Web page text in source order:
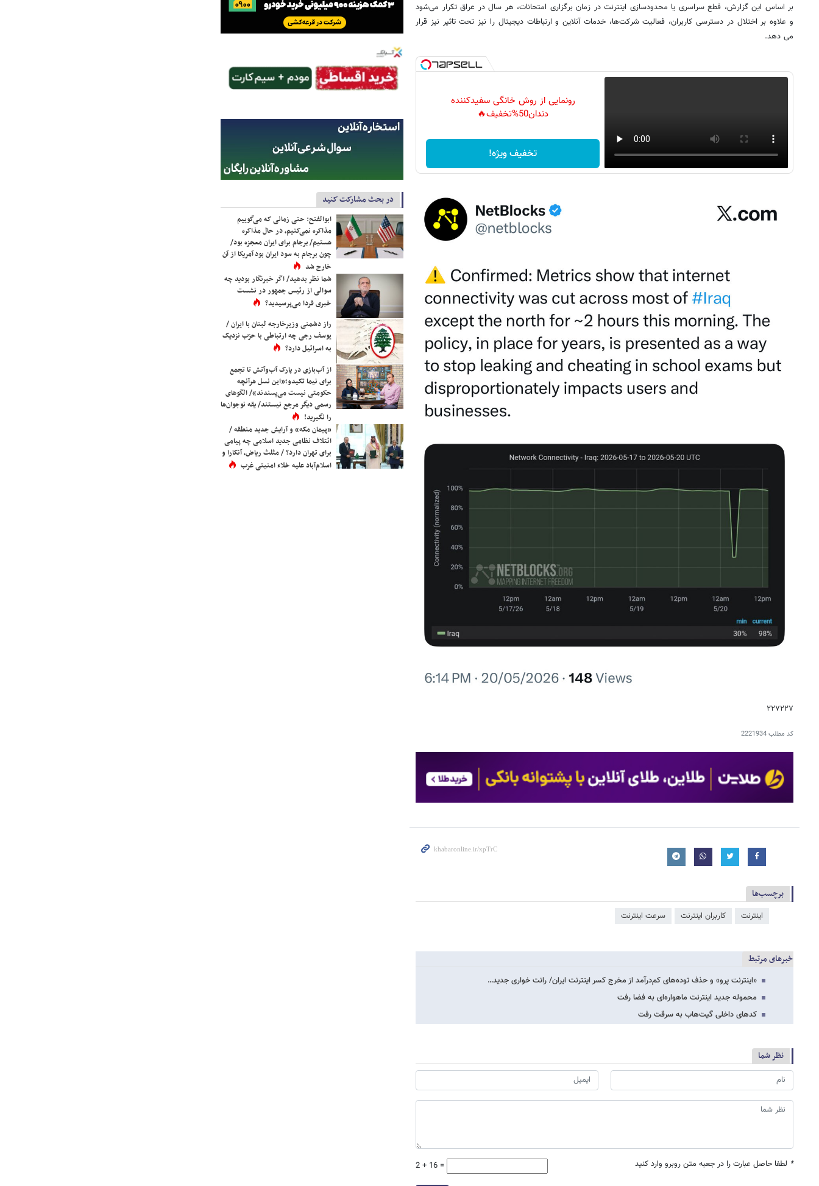
بر اساس این گزارش، قطع سراسری یا محدودسازی اینترنت در زمان برگزاری امتحانات، هر سال در عراق تکرار می‌شود
و علاوه بر اختلال در دسترسی کاربران، فعالیت شرکت‌ها، خدمات آنلاین و ارتباطات دیجیتال را نیز تحت تاثیر نیز قرار
می دهد.
رونمایی از روش خانگی سفیدکننده
دندان50%تخفیف🔥
تخفیف ویژه!
۲۲۷۲۲۷
کد مطلب2221934
برچسب‌ها
اینترنت کاربران اینترنت سرعت اینترنت
خبرهای مرتبط
«اینترنت پرو» و حذف توده‌های کم‌درآمد از مخرج کسر اینترنت ایران/ رانت خواری جدید…
محموله جدید اینترنت ماهواره‌ای به فضا رفت
کدهای داخلی گیت‌هاب به سرقت رفت
نظر شما
* لطفا حاصل عبارت را در جعبه متن روبرو وارد کنید 2 + 16 =
در بحث مشارکت کنید
ابوالفتح: حتی زمانی که می‌گوییم
مذاکره نمی‌کنیم، در حال مذاکره
هستیم/ برجام برای ایران معجزه بود/
چون برجام به سود ایران بود آمریکا از آن
خارج شد
شما نظر بدهید/ اگر خبرنگار بودید چه
سوالی از رئیس جمهور در نشست
خبری فردا می‌پرسیدید؟
راز دشمنی وزیرخارجه لبنان با ایران /
یوسف رجی چه ارتباطی با حزب نزدیک
به اسرائیل دارد؟
از آب‌بازی در پارک آب‌وآتش تا تجمع
برای نیما تکیدو؛«این نسل هرآنچه
حکومتی نیست می‌پسندند»/ الگوهای
رسمی دیگر مرجع نیستند/ یقه نوجوان‌ها
را نگیرید!
«پیمان مکه» و آرایش جدید منطقه /
ائتلاف نظامی جدید اسلامی چه پیامی
برای تهران دارد؟ / مثلث ریاض، آنکارا و
اسلام‌آباد علیه خلاء امنیتی غرب